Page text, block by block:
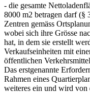
- die gesamte
8000 m2 betragen darf (§
Zentren gemäss
wobei sich ihre Grösse
hat, in dem sie erstellt
Verkaufseinheiten mit
öffentlichen
Das erstgenannte
Rahmen eines
weiteres ein und wird